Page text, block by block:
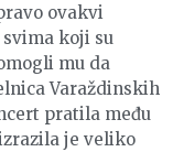
ovakvi
koji su
mu da
Varaždinskih
pratila među
je veliko